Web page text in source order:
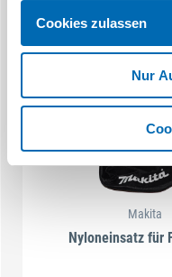
Cookies zulassen
Nur
Makita
Nyloneinsatz für